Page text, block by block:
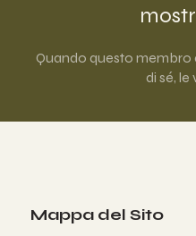
Quando questo
di sé, le
Mappa del Sito